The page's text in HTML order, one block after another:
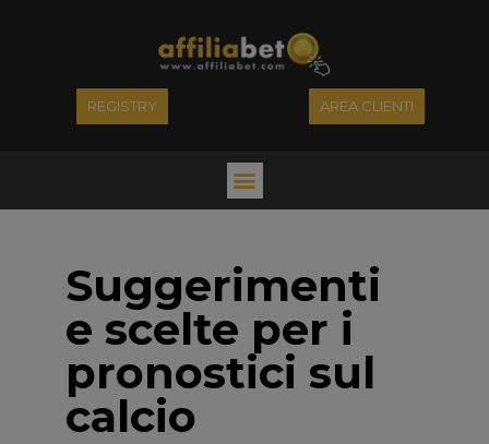
REGISTRY AREA CLIENTI
Suggerimenti
e scelte per i
pronostici sul
calcio